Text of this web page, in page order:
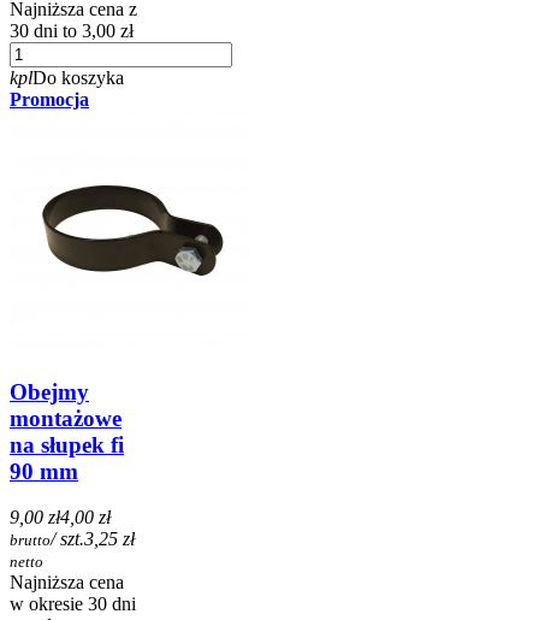
Najniższa cena z
30 dni to 3,00 zł
kplDo koszyka
Promocja
Obejmy
montażowe
na słupek fi
90 mm
9,00 zł4,00 zł
brutto/ szt.3,25 zł
netto
Najniższa cena
w okresie 30 dni